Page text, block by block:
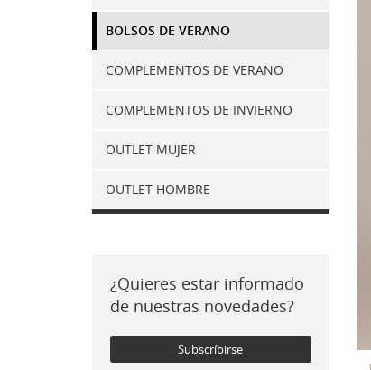
BOLSOS DE VERANO
COMPLEMENTOS DE VERANO
COMPLEMENTOS DE INVIERNO
OUTLET MUJER
OUTLET HOMBRE
¿Quieres estar informado
de nuestras novedades?
Subscríbirse